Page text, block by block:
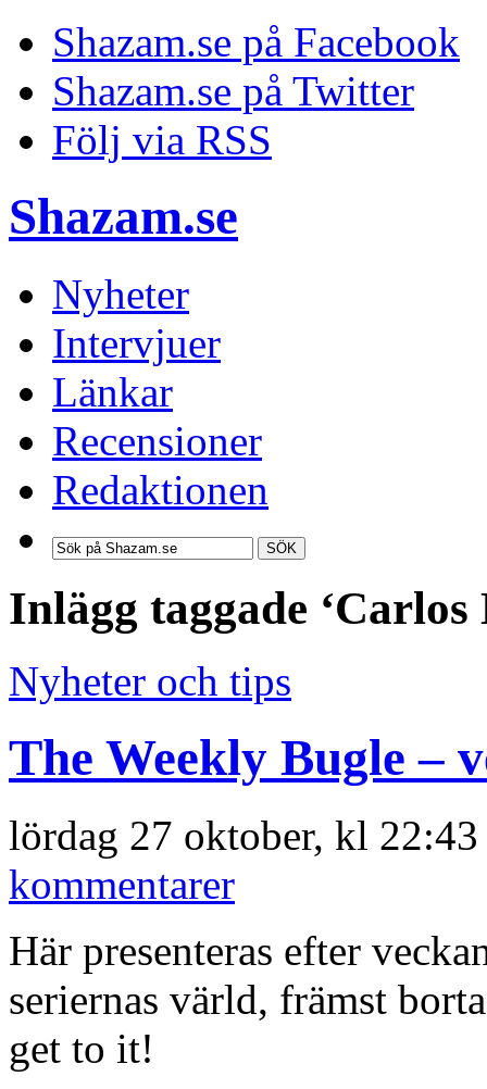
Shazam.se på Facebook
Shazam.se på Twitter
Följ via RSS
Shazam.se
Nyheter
Intervjuer
Länkar
Recensioner
Redaktionen
SÖK
Inlägg taggade ‘Carlos
Nyheter och tips
The Weekly Bugle –
lördag 27 oktober, kl
kommentarer
Här presenteras efter
seriernas värld, främst
get to it!